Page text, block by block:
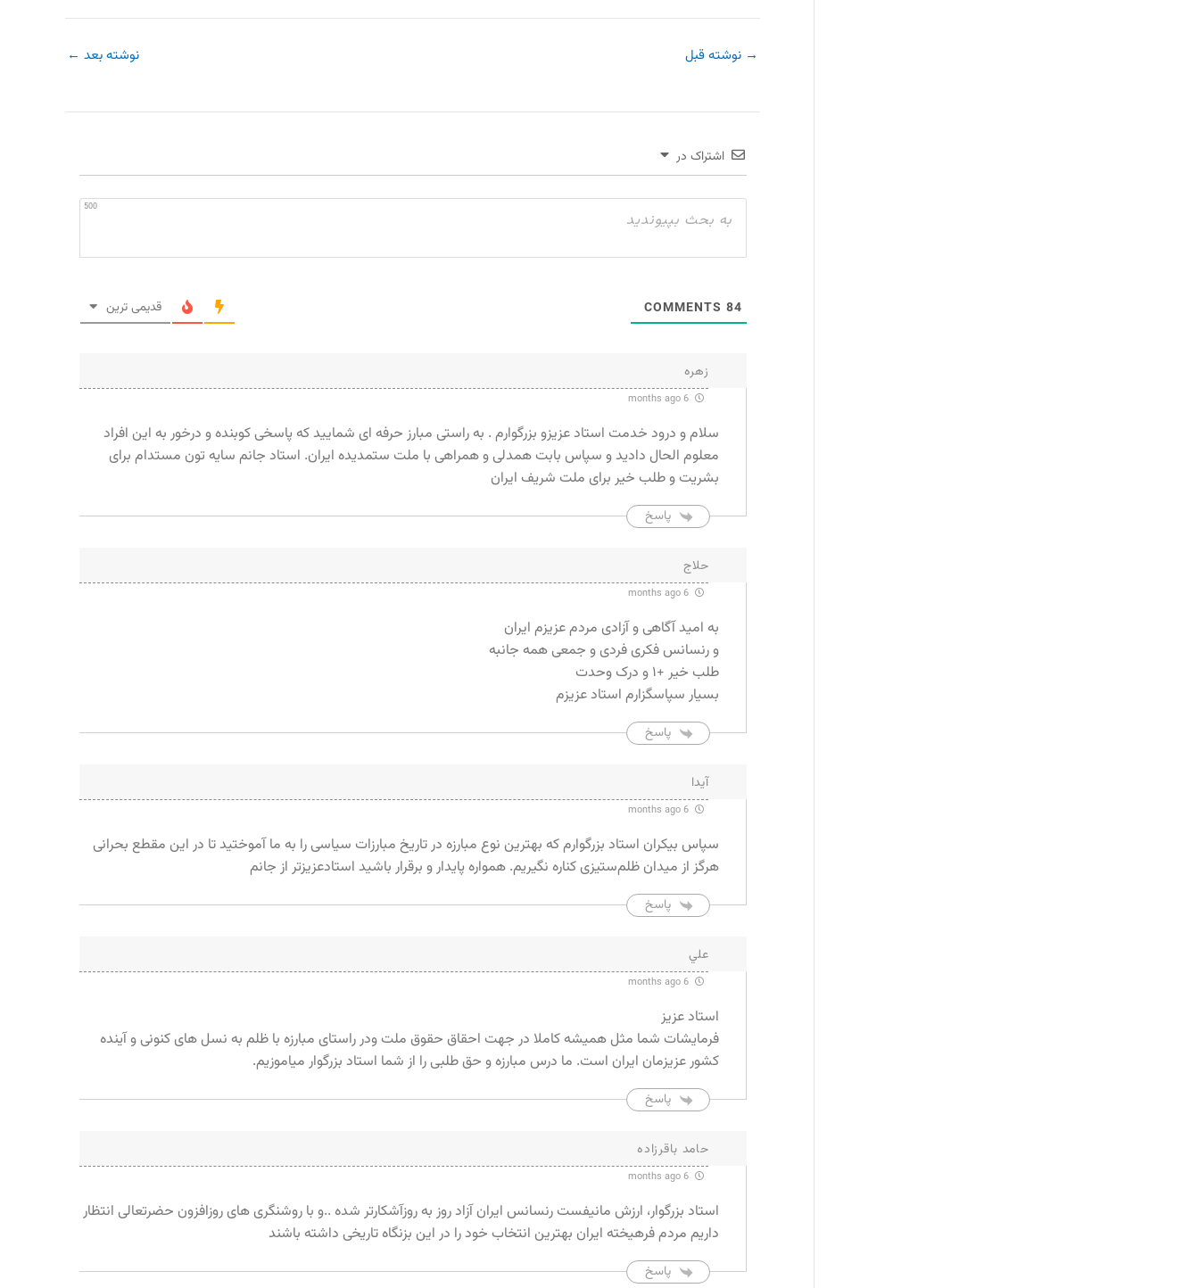
→ نوشته قبل نوشته بعد ←
اشتراک در
500
84 قدیمی ترین
زهره
6 months ago
سلام و درود خدمت استاد عزیزو بزرگوارم . به راستی مبارز حرفه ای شمایید که پاسخی کوبنده و درخور به این افراد
معلوم الحال دادید و سپاس بابت همدلی و همراهی با ملت ستمدیده ایران. استاد جانم سایه تون مستدام برای
بشریت و طلب خیر برای ملت شریف ایران
پاسخ
حلاج
6 months ago
به امید آگاهی و آزادی مردم عزیزم ایران
و رنسانس فکری فردی و جمعی همه جانبه
طلب خیر +۱ و درک وحدت
بسیار سپاسگزارم استاد عزیزم
پاسخ
آیدا
6 months ago
سپاس بیکران استاد بزرگوارم که بهترین نوع مبارزه در تاریخ مبارزات سیاسی را به ما آموختید تا در این مقطع بحرانی
هرگز از میدان ظلم‌ستیزی کناره نگیریم. همواره پایدار و برقرار باشید استادعزیزتر از جانم
پاسخ
علي
6 months ago
استاد عزیز
فرمایشات شما مثل همیشه کاملا در جهت احقاق حقوق ملت ودر راستای مبارزه با ظلم به نسل های کنونی و آینده
کشور عزیزمان ایران است. ما درس مبارزه و حق طلبی را از شما استاد بزرگوار میاموزیم.
پاسخ
حامد باقرزاده
6 months ago
استاد بزرگوار، ارزش مانیفست رنسانس ایران آزاد روز به روزآشکارتر شده ..و با روشنگری های روزافزون حضرتعالی انتظار
داریم مردم فرهیخته ایران بهترین انتخاب خود را در این بزنگاه تاریخی داشته باشند
پاسخ